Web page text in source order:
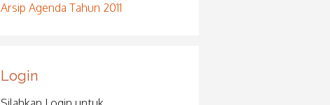
Arsip Agenda Tahun 2011
Login